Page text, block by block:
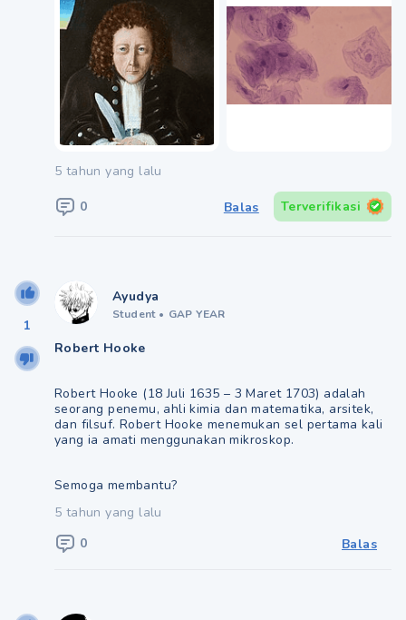
5 tahun yang lalu
0 Balas Terverifikasi
1
Ayudya
Student • GAP YEAR
Robert Hooke
Robert Hooke (18 Juli 1635 – 3 Maret 1703) adalah
seorang penemu, ahli kimia dan matematika, arsitek,
dan filsuf. Robert Hooke menemukan sel pertama kali
yang ia amati menggunakan mikroskop.
Semoga membantu?
5 tahun yang lalu
0
Balas